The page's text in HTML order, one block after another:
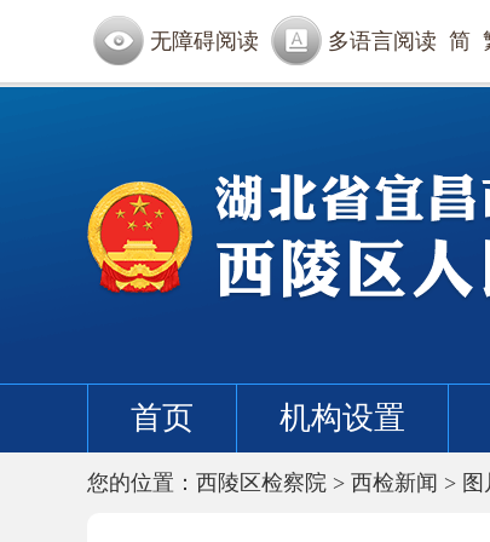
无障碍阅读 多语言阅读 简
首页 机构设置
您的位置： 西陵区检察院 > 西检新闻 > 图